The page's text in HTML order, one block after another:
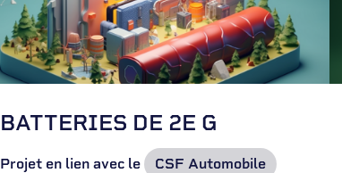
BATTERIES DE 2E G
Projet en lien avec le CSF Automobile